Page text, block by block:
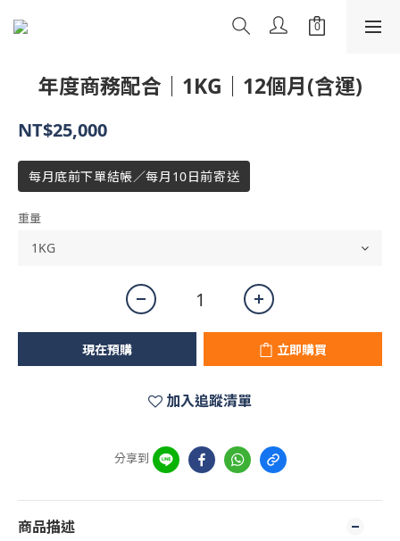
年度商務配合｜1KG｜12個月(含運)
NT$25,000
每月底前下單結帳／每月10日前寄送
重量
現在預購 立即購買
加入追蹤清單
分享到
商品描述